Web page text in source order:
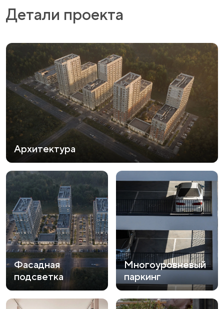
Детали проекта
Архитектура
Фасадная
подсветка
Многоуровневый
паркинг